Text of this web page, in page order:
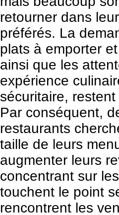
retourner dans
préférés. La
plats à emporter
ainsi que les
expérience
sécuritaire,
Par conséquent,
restaurants
taille de leurs
augmenter leurs
concentrant sur
touchent le point
rencontrent les